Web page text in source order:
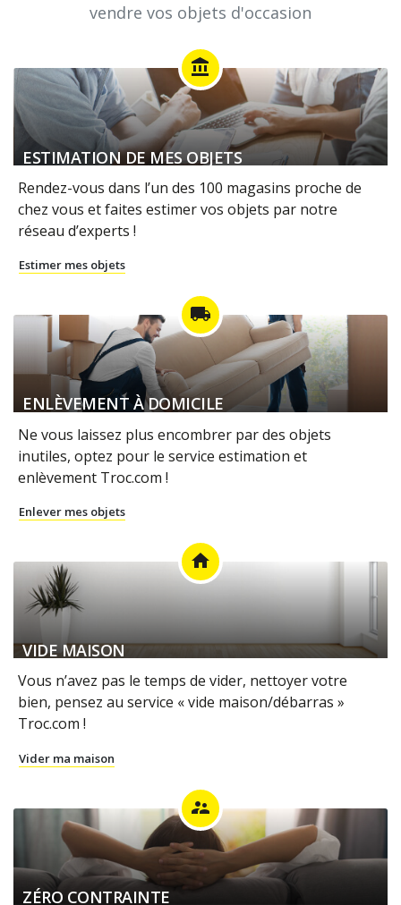
vendre vos objets d'occasion
account_balance
ESTIMATION DE MES OBJETS
Rendez-vous dans l’un des 100 magasins proche de
chez vous et faites estimer vos objets par notre
réseau d’experts !
Estimer mes objets
local_shipping
ENLÈVEMENT À DOMICILE
Ne vous laissez plus encombrer par des objets
inutiles, optez pour le service estimation et
enlèvement Troc.com !
Enlever mes objets
home
VIDE MAISON
Vous n’avez pas le temps de vider, nettoyer votre
bien, pensez au service « vide maison/débarras »
Troc.com !
Vider ma maison
supervisor_account
ZÉRO CONTRAINTE